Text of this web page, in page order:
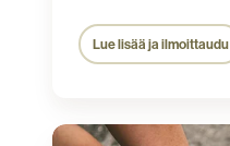
Lue lisää ja ilmoittaudu
Emergency